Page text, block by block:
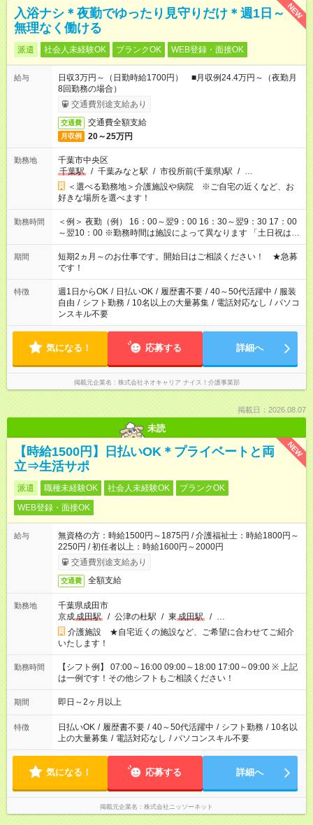
NEW
入浴ナシ＊夜勤でゆったり見守りだけ＊週1日～
無理なく働ける
派遣 社会人未経験OK ブランクOK WEB登録・面接OK
給与
日収3万円～（日勤時給1700円） ■月収例24.4万円～（夜勤月
8回勤務の場合）
交通費別途支給あり
交通費 交通費全額支給
月収例 20～25万円
勤務地
千葉市中央区
千葉駅
/ 千葉みなと駅 / 市役所前(千葉県)駅 / …
＜選べる勤務地＞介護施設や病院 ※ご自宅の近くなど、お
好きな場所を選べます！
勤務時間
＜例＞ 夜勤（例） 16：00～翌9：00 16：30～翌9：30 17：00
～翌10：00 ※勤務時間は施設によって異なります 「土日祝は休
みたい」 「しっかり稼ぎたい」 「もう少し遅い時間から始めた
い」など ご希望にあったお仕事をご案内いたします。 ※未経験
の方の場合は1～2ヶ月間は日中での仕事を経験いただき、 お
仕事に慣れてからの夜勤になります。 ★家庭の都合でお休みが
必要な場合も遠慮なくご相談ください。
期間
短期2ヵ月～のお仕事です。開始日はご相談ください！ ★急募
です！
特徴 週1日からOK / 日払いOK / 履歴書不要 / 40～50代活躍中 / 服装
自由 / シフト勤務 / 10名以上の大量募集 / 電話対応なし / パソコ
ンスキル不要
気になる！ 応募する 詳細へ
掲載元企業名 株式会社ネオキャリア ナイス！介護事業部
掲載日：2026.08.07
未読
NEW
【時給1500円】日払いOK＊プライベートと両
立⇒生活サポ
派遣 職種未経験OK 社会人未経験OK
ブランクOK
WEB登録・面接OK
給与
無資格の方：時給1500円～1875円 / 介護福祉士：時給1800円～
2250円 / 初任者以上：時給1600円～2000円
交通費別途支給あり
交通費 全額支給
勤務地
千葉県成田市
京成成田駅 / 公津の杜駅 / 東 成田駅 / …
介護施設 ★自宅近くの施設など、ご希望に合わせてご紹介
いたします！
勤務時間
【シフト例】 07:00～16:00 09:00～18:00 17:00～09:00 ※ 上記
は一例です！その他シフトもご相談ください！
期間 即日～2ヶ月以上
特徴 日払いOK / 履歴書不要 / 40～50代活躍中 / シフト勤務 / 10名以
上の大量募集 / 電話対応なし / パソコンスキル不要
気になる！ 応募する 詳細へ
掲載元企業名 株式会社ニッソーネット